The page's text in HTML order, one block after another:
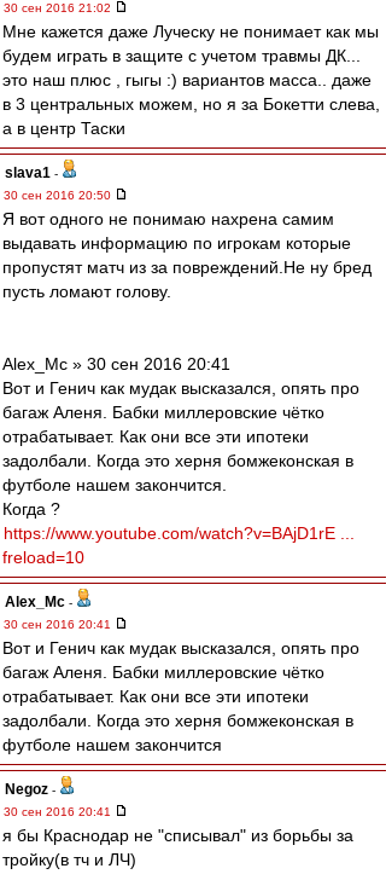
30 сен 2016 21:02
Мне кажется даже Луческу не понимает как мы
будем играть в защите с учетом травмы ДК...
это наш плюс , гыгы :) вариантов масса.. даже
в 3 центральных можем, но я за Бокетти слева,
а в центр Таски
slava1 -
30 сен 2016 20:50
Я вот одного не понимаю нахрена самим
выдавать информацию по игрокам которые
пропустят матч из за повреждений.Не ну бред
пусть ломают голову.
Alex_Mc » 30 сен 2016 20:41
Вот и Генич как мудак высказался, опять про
багаж Аленя. Бабки миллеровские чётко
отрабатывает. Как они все эти ипотеки
задолбали. Когда это херня бомжеконская в
футболе нашем закончится.
Когда ?
https://www.youtube.com/watch?v=BAjD1rE ...
freload=10
Alex_Mc -
30 сен 2016 20:41
Вот и Генич как мудак высказался, опять про
багаж Аленя. Бабки миллеровские чётко
отрабатывает. Как они все эти ипотеки
задолбали. Когда это херня бомжеконская в
футболе нашем закончится
Negoz -
30 сен 2016 20:41
я бы Краснодар не "списывал" из борьбы за
тройку(в тч и ЛЧ)